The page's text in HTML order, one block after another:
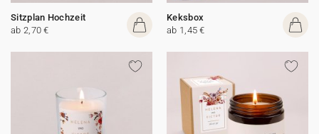
Sitzplan Hochzeit
ab 2,70 €
Keksbox
ab 1,45 €